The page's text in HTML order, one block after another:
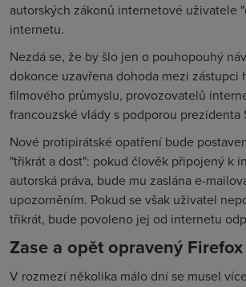
autorských zákonů internetové uživatele
internetu.
Nezdá se, že by šlo jen o pouhopouhý
dokonce uzavřena dohoda mezi zástupci
filmového průmyslu, provozovatelů
francouzské vlády s podporou prezidenta
Nové protipirátské opatření bude
"třikrát a dost": pokud člověk připojený k
autorská práva, bude mu zaslána e-
upozorněním. Pokud se však uživatel
třikrát, bude povoleno jej od internetu
Zase a opět opravený Firefox
V rozmezí několika málo dní se musel